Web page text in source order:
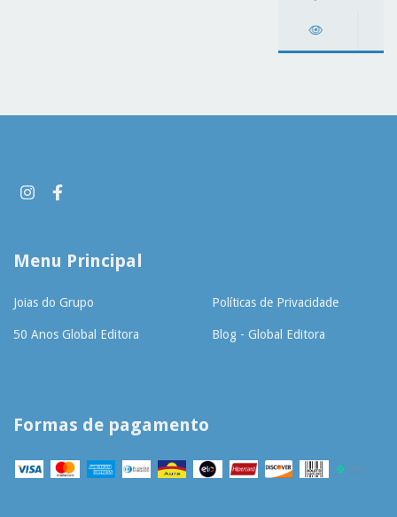
Menu Principal
Joias do Grupo Políticas de Privacidade
50 Anos Global Editora Blog - Global Editora
Formas de pagamento